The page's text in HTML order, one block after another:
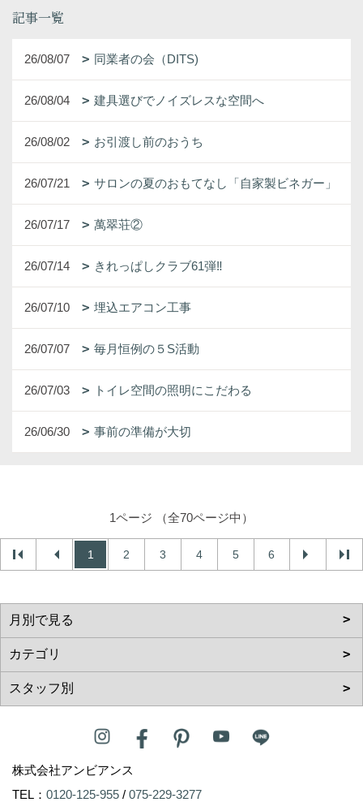
記事一覧
26/08/07 同業者の会（DITS)
26/08/04 建具選びでノイズレスな空間へ
26/08/02 お引渡し前のおうち
26/07/21 サロンの夏のおもてなし「自家製ビネガー」
26/07/17 萬翠荘②
26/07/14 きれっぱしクラブ61弾‼
26/07/10 埋込エアコン工事
26/07/07 毎月恒例の５S活動
26/07/03 トイレ空間の照明にこだわる
26/06/30 事前の準備が大切
1ページ （全70ページ中）
1 2 3 4 5 6
株式会社アンビアンス
TEL： 0120-125-955 / 075-229-3277